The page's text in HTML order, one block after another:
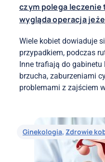
czym polega
wygląda operacja
Wiele kobiet dowiaduje
przypadkiem, podczas
Inne trafiają do gabinetu
brzucha, zaburzeniami
problemami z zajściem
Ginekologia, Zdrowie